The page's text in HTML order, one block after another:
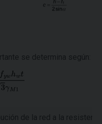
se determina según:
de la red a la